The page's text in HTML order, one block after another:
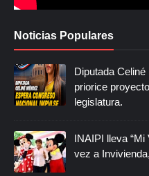
Noticias Populares
Diputada
priorice
legislatura.
INAIPI lleva “Mi
vez a